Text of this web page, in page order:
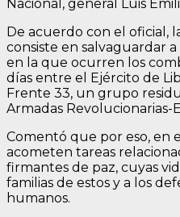
Nacional, general Luis
De acuerdo con el oficial,
consiste en salvaguardar
en la que ocurren los
días entre el Ejército de
Frente 33, un grupo
Armadas
Comentó que por eso, en
acometen tareas
firmantes de paz, cuyas
familias de estos y a los
humanos.